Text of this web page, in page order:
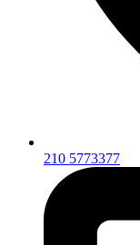
210 5773377